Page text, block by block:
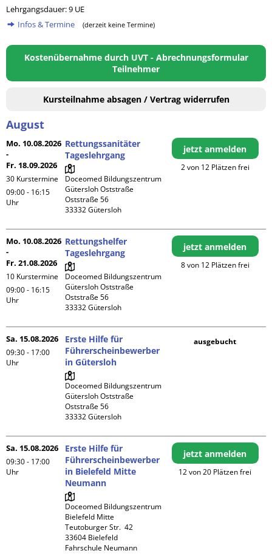
Lehrgangsdauer: 9 UE
Infos & Termine
(derzeit keine Termine)
Kostenübernahme durch UVT - Abrechnungsformular
Teilnehmer
Kursteilnahme absagen / Vertrag widerrufen
August
Mo. 10.08.2026
-
Fr. 18.09.2026
30 Kurstermine
09:00 - 16:15
Uhr
Rettungssanitäter
Tageslehrgang
Doceomed Bildungszentrum
Gütersloh Oststraße
Oststraße 56
jetzt anmelden
2 von 12 Plätzen frei
Mo. 10.08.2026
-
Fr. 21.08.2026
10 Kurstermine
09:00 - 16:15
Uhr
Rettungshelfer
Tageslehrgang
Doceomed Bildungszentrum
Gütersloh Oststraße
Oststraße 56
jetzt anmelden
8 von 12 Plätzen frei
Sa. 15.08.2026
09:30 - 17:00
Uhr
Erste Hilfe für
Führerscheinbewerber
in Gütersloh
Doceomed Bildungszentrum
Gütersloh Oststraße
Oststraße 56
ausgebucht
Sa. 15.08.2026
09:30 - 17:00
Uhr
Erste Hilfe für
Führerscheinbewerber
in Bielefeld Mitte
Neumann
Doceomed Bildungszentrum
Bielefeld Mitte
Teutoburger Str.  42
33604 Bielefeld
Fahrschule Neumann
jetzt anmelden
12 von 20 Plätzen frei